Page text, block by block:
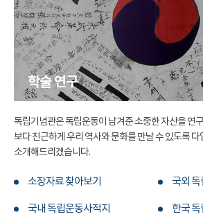
학술 연구
독립기념관은 독립운동이 남겨준 소중한 자산을 연
보다 친근하게 우리 역사와 문화를 만날 수 있도록 다
소개해드리겠습니다.
소장자료 찾아보기 국외 독
국내 독립운동사적지 한국